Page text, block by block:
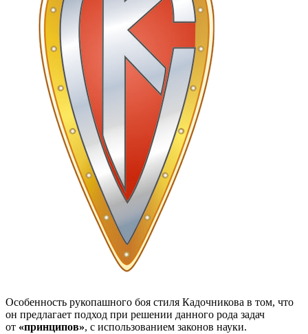
Особенность рукопашного боя стиля Кадочникова в том, что
он предлагает подход при решении данного рода задач
от «принципов», с использованием законов науки.